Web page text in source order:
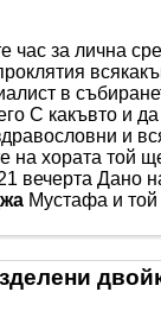
час за лична
в
С какъвто и
и
на хората той
вечерта Дано
Мустафа и